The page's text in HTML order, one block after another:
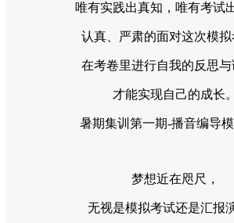
唯有实践出真知，唯有考试
认真、严肃的面对这次模拟
在考卷里进行自我的反思与
才能实现自己的成长。
暑期集训第一期-播音编导
梦想近在咫尺，
无视是模拟考试还是汇报